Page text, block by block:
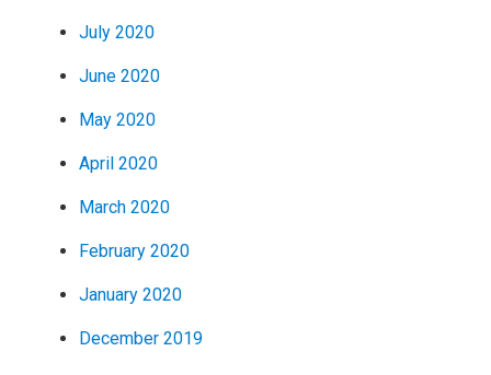
July 2020
June 2020
May 2020
April 2020
March 2020
February 2020
January 2020
December 2019